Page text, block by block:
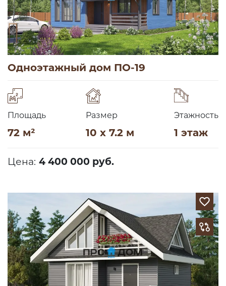
Одноэтажный дом ПО-19
Площадь
72 м²
Размер
10 x 7.2 м
Этажность
1 этаж
Цена: 4 400 000 руб.